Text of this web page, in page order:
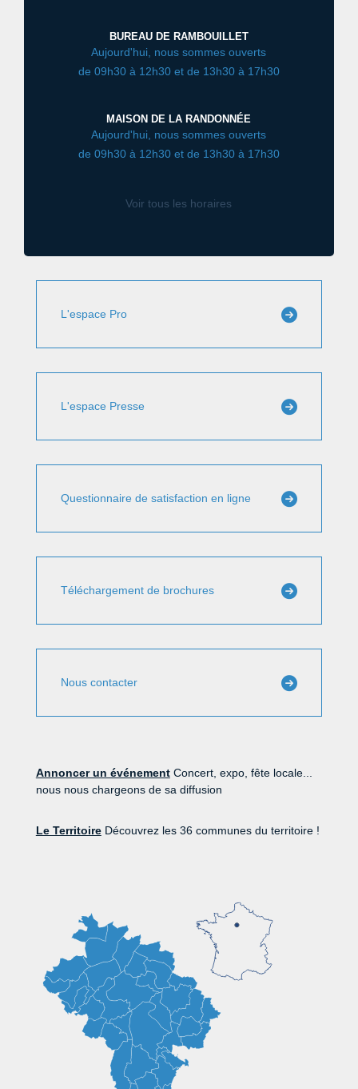
BUREAU DE RAMBOUILLET
Aujourd'hui, nous sommes ouverts
de 09h30 à 12h30 et de 13h30 à 17h30
MAISON DE LA RANDONNÉE
Aujourd'hui, nous sommes ouverts
de 09h30 à 12h30 et de 13h30 à 17h30
Voir tous les horaires
L'espace Pro
L'espace Presse
Questionnaire de satisfaction en ligne
Téléchargement de brochures
Nous contacter
Annoncer un événementConcert, expo, fête locale...
nous nous chargeons de sa diffusion
Le TerritoireDécouvrez les 36 communes du territoire !